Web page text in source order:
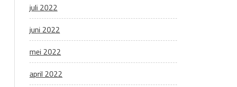
juli 2022
juni 2022
mei 2022
april 2022